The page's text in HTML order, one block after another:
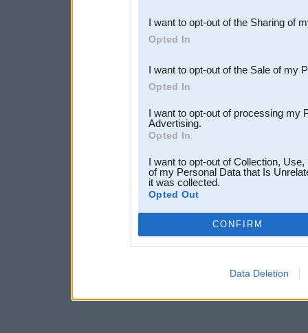
Downstream Participants
third parties.
I want to opt-out of the Sharing of
Opted In
I want to opt-out of the Sale of my
Opted In
I want to opt-out of processing my
Advertising.
Opted In
I want to opt-out of Collection,
of my Personal Data that Is
it was collected.
Opted Out
CONFIRM
Data Deletion